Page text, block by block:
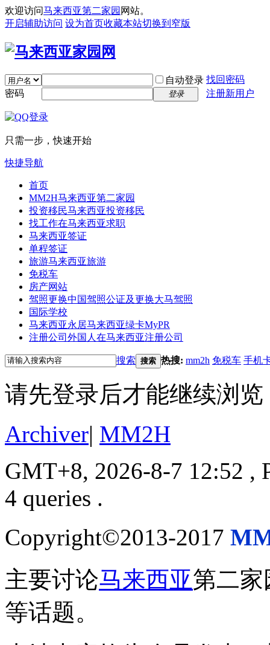
欢迎访问马来西亚第二家园 网站。
开启辅助访问 设为首页收藏本站切换到窄版
自动登录 找回密码
密码
登录 注册新用户
只需一步，快速开始
快捷导航
首页
MM2H马来西亚第二家园
投资移民马来西亚投资移民
找工作在马来西亚求职
马来西亚签证
单程签证
旅游马来西亚旅游
免税车
房产网站
驾照更换中国驾照公证及更换大马驾照
国际学校
马来西亚永居马来西亚绿卡MyPR
注册公司 外国人在马来西亚注册公司
搜索 搜索 热搜: mm2h 免税车 手机
请先登录后才能继续浏览
Archiver| MM2H
GMT+8, 2026-8-7 12:52 ,
4 queries .
Copyright©2013-2017
主要讨论马来西亚第二
等话题。